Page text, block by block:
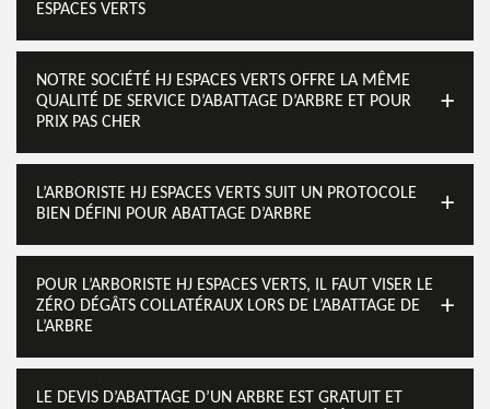
ESPACES VERTS
NOTRE SOCIÉTÉ HJ ESPACES VERTS OFFRE LA MÊME
QUALITÉ DE SERVICE D’ABATTAGE D’ARBRE ET POUR
PRIX PAS CHER
L’ARBORISTE HJ ESPACES VERTS SUIT UN PROTOCOLE
BIEN DÉFINI POUR ABATTAGE D’ARBRE
POUR L’ARBORISTE HJ ESPACES VERTS, IL FAUT VISER LE
ZÉRO DÉGÂTS COLLATÉRAUX LORS DE L’ABATTAGE DE
L’ARBRE
LE DEVIS D’ABATTAGE D’UN ARBRE EST GRATUIT ET